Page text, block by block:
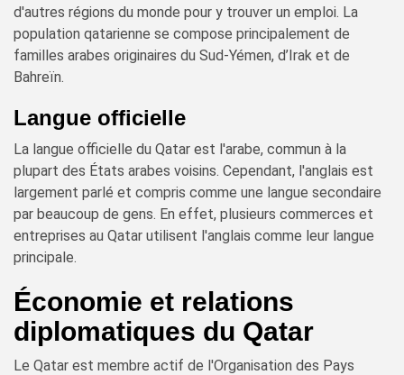
d'autres régions du monde pour y trouver un emploi. La
population qatarienne se compose principalement de
familles arabes originaires du Sud-Yémen, d’Irak et de
Bahreïn.
Langue officielle
La langue officielle du Qatar est l'arabe, commun à la
plupart des États arabes voisins. Cependant, l'anglais est
largement parlé et compris comme une langue secondaire
par beaucoup de gens. En effet, plusieurs commerces et
entreprises au Qatar utilisent l'anglais comme leur langue
principale.
Économie et relations
diplomatiques du Qatar
Le Qatar est membre actif de l'Organisation des Pays